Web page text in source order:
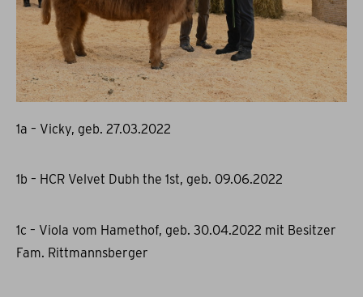
1a – Vicky, geb. 27.03.2022
1b – HCR Velvet Dubh the 1st, geb. 09.06.2022
1c – Viola vom Hamethof, geb. 30.04.2022 mit Besitzer
Fam. Rittmannsberger